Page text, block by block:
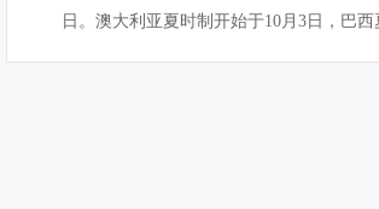
日。澳大利亚夏时制开始于10月3日，巴西